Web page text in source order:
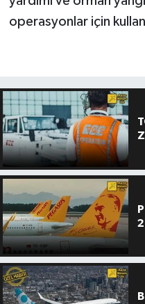
operasyonlar için